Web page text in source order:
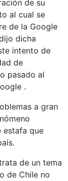
de su
al cual se
de la Google
dicha
intento de
de
pasado al
.
a gran
estafa que
de un tema
de Chile no